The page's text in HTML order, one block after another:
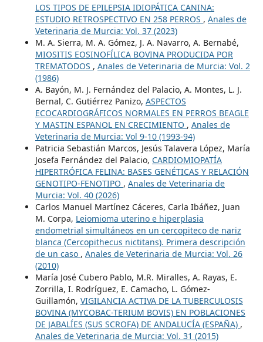
LOS TIPOS DE EPILEPSIA IDIOPÁTICA CANINA:
ESTUDIO RETROSPECTIVO EN 258 PERROS , Anales de
Veterinaria de Murcia: Vol. 37 (2023)
M. A. Sierra, M. A. Gómez, J. A. Navarro, A. Bernabé,
MIOSITIS EOSINOFÍLICA BOVINA PRODUCIDA POR
TREMATODOS , Anales de Veterinaria de Murcia: Vol. 2
(1986)
A. Bayón, M. J. Fernández del Palacio, A. Montes, L. J.
Bernal, C. Gutiérrez Panizo, ASPECTOS
ECOCARDIOGRÁFICOS NORMALES EN PERROS BEAGLE
Y MASTIN ESPANOL EN CRECIMIENTO , Anales de
Veterinaria de Murcia: Vol 9-10 (1993-94)
Patricia Sebastián Marcos, Jesús Talavera López, María
Josefa Fernández del Palacio, CARDIOMIOPATÍA
HIPERTRÓFICA FELINA: BASES GENÉTICAS Y RELACIÓN
GENOTIPO-FENOTIPO , Anales de Veterinaria de
Murcia: Vol. 40 (2026)
Carlos Manuel Martínez Cáceres, Carla Ibáñez, Juan
M. Corpa, Leiomioma uterino e hiperplasia
endometrial simultáneos en un cercopiteco de nariz
blanca (Cercopithecus nictitans). Primera descripción
de un caso , Anales de Veterinaria de Murcia: Vol. 26
(2010)
María José Cubero Pablo, M.R. Miralles, A. Rayas, E.
Zorrilla, I. Rodríguez, E. Camacho, L. Gómez-
Guillamón, VIGILANCIA ACTIVA DE LA TUBERCULOSIS
BOVINA (MYCOBAC-TERIUM BOVIS) EN POBLACIONES
DE JABALÍES (SUS SCROFA) DE ANDALUCÍA (ESPAÑA) ,
Anales de Veterinaria de Murcia: Vol. 31 (2015)